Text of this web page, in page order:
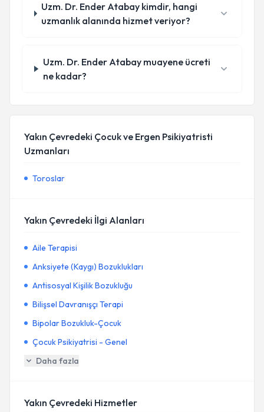
Uzm. Dr. Ender Atabay kimdir, hangi
uzmanlık alanında hizmet veriyor?
Uzm. Dr. Ender Atabay muayene ücreti
ne kadar?
Yakın Çevredeki Çocuk ve Ergen Psikiyatristi
Uzmanları
Toroslar
Yakın Çevredeki İlgi Alanları
Aile Terapisi
Anksiyete (Kaygı) Bozuklukları
Antisosyal Kişilik Bozukluğu
Bilişsel Davranışçı Terapi
Bipolar Bozukluk-Çocuk
Çocuk Psikiyatrisi - Genel
Daha fazla
Yakın Çevredeki Hizmetler